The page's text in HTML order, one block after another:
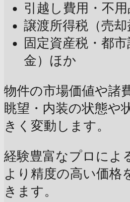
引越し費用・不
譲渡所得税（売却
固定資産税・都
金）ほか
物件の市場価値や諸
眺望・内装の状態や
きく変動します。
経験豊富なプロによ
より精度の高い価格
きます。